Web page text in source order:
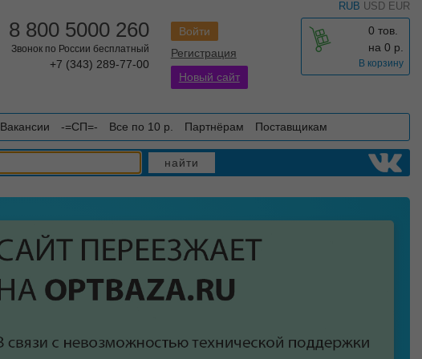
RUB USD EUR
0 тов.
на 0 р.
В корзину
Войти
Регистрация
Новый сайт
8 800 5000 260
Звонок по России бесплатный
+7 (343) 289-77-00
Вакансии -=СП=- Все по 10 р. Партнёрам Поставщикам
найти